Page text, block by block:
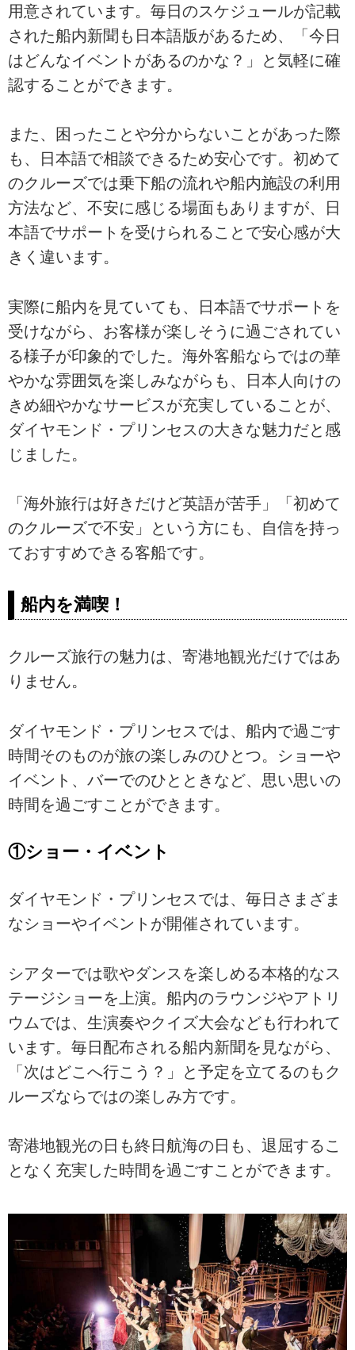
用意されています。毎日のスケジュールが記載
された船内新聞も日本語版があるため、「今日
はどんなイベントがあるのかな？」と気軽に確
認することができます。
また、困ったことや分からないことがあった際
も、日本語で相談できるため安心です。初めて
のクルーズでは乗下船の流れや船内施設の利用
方法など、不安に感じる場面もありますが、日
本語でサポートを受けられることで安心感が大
きく違います。
実際に船内を見ていても、日本語でサポートを
受けながら、お客様が楽しそうに過ごされてい
る様子が印象的でした。海外客船ならではの華
やかな雰囲気を楽しみながらも、日本人向けの
きめ細やかなサービスが充実していることが、
ダイヤモンド・プリンセスの大きな魅力だと感
じました。
「海外旅行は好きだけど英語が苦手」「初めて
のクルーズで不安」という方にも、自信を持っ
ておすすめできる客船です。
船内を満喫！
クルーズ旅行の魅力は、寄港地観光だけではあ
りません。
ダイヤモンド・プリンセスでは、船内で過ごす
時間そのものが旅の楽しみのひとつ。ショーや
イベント、バーでのひとときなど、思い思いの
時間を過ごすことができます。
①ショー・イベント
ダイヤモンド・プリンセスでは、毎日さまざま
なショーやイベントが開催されています。
シアターでは歌やダンスを楽しめる本格的なス
テージショーを上演。船内のラウンジやアトリ
ウムでは、生演奏やクイズ大会なども行われて
います。毎日配布される船内新聞を見ながら、
「次はどこへ行こう？」と予定を立てるのもク
ルーズならではの楽しみ方です。
寄港地観光の日も終日航海の日も、退屈するこ
となく充実した時間を過ごすことができます。